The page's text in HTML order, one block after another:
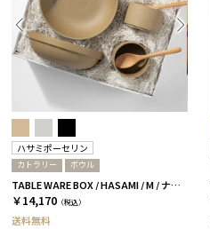
ハサミポーセリン
カトラリー ボウル
TABLE WARE BOX / HASAMI / M / ナチュラル［ハサミポーセリン］
￥14,170 （税込）
送料無料